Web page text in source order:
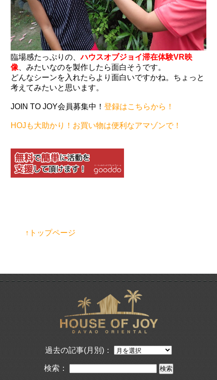
臨場感たっぷりの、ハウスオブジョイ滞在体験VR映
像、みたいなのを製作したら面白そうです。
どんなシーンを入れたらより面白いですかね。ちょっと
考えてみたいと思います。
JOIN TO JOY会員募集中！登録はこちらから！
HOJも大助かり！お買い物は便利なアマゾンで！
↑トップページ
過去の記事(月別)：
検索：